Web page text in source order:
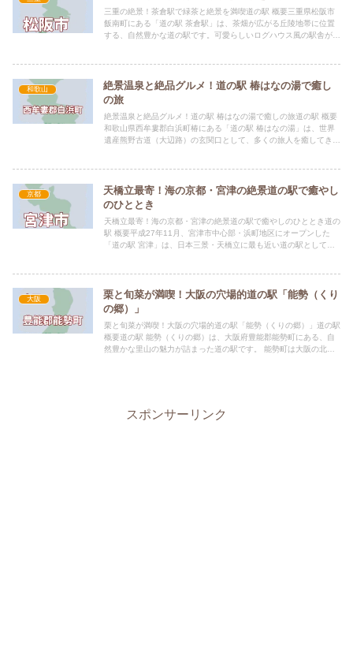
三重の絶景！茶倉駅で緑茶と絶景を満喫道の駅 概要三重県松阪市
飯南町にある「道の駅 茶倉駅」は、茶畑が広がる丘陵地帯に位置
する、自然豊かな道の駅です。可愛らしいログハウス風の駅舎が特
和歌山
絶景温泉と絶品グルメ！道の駅 椿はなの湯で癒し
の旅
絶景温泉と絶品グルメ！道の駅 椿はなの湯で癒しの旅道の駅 概要
和歌山県西牟婁郡白浜町椿にある「道の駅 椿はなの湯」は、世界
遺産熊野古道（大辺路）の玄関口として、多くの旅人を癒してきた
京都
天橋立最寄！海の京都・宮津の絶景道の駅で癒やし
のひととき
天橋立最寄！海の京都・宮津の絶景道の駅で癒やしのひととき道の
駅 概要平成27年11月、宮津市中心部・浜町地区にオープンした
「道の駅 宮津」は、日本三景・天橋立に最も近い道の駅として、
大阪
栗と旬菜が満喫！大阪の穴場的道の駅「能勢（くり
の郷）」
栗と旬菜が満喫！大阪の穴場的道の駅「能勢（くりの郷）」道の駅
概要道の駅 能勢（くりの郷）は、大阪府豊能郡能勢町にある、自
然豊かな里山の魅力が詰まった道の駅です。 能勢町は大阪の北部
スポンサーリンク